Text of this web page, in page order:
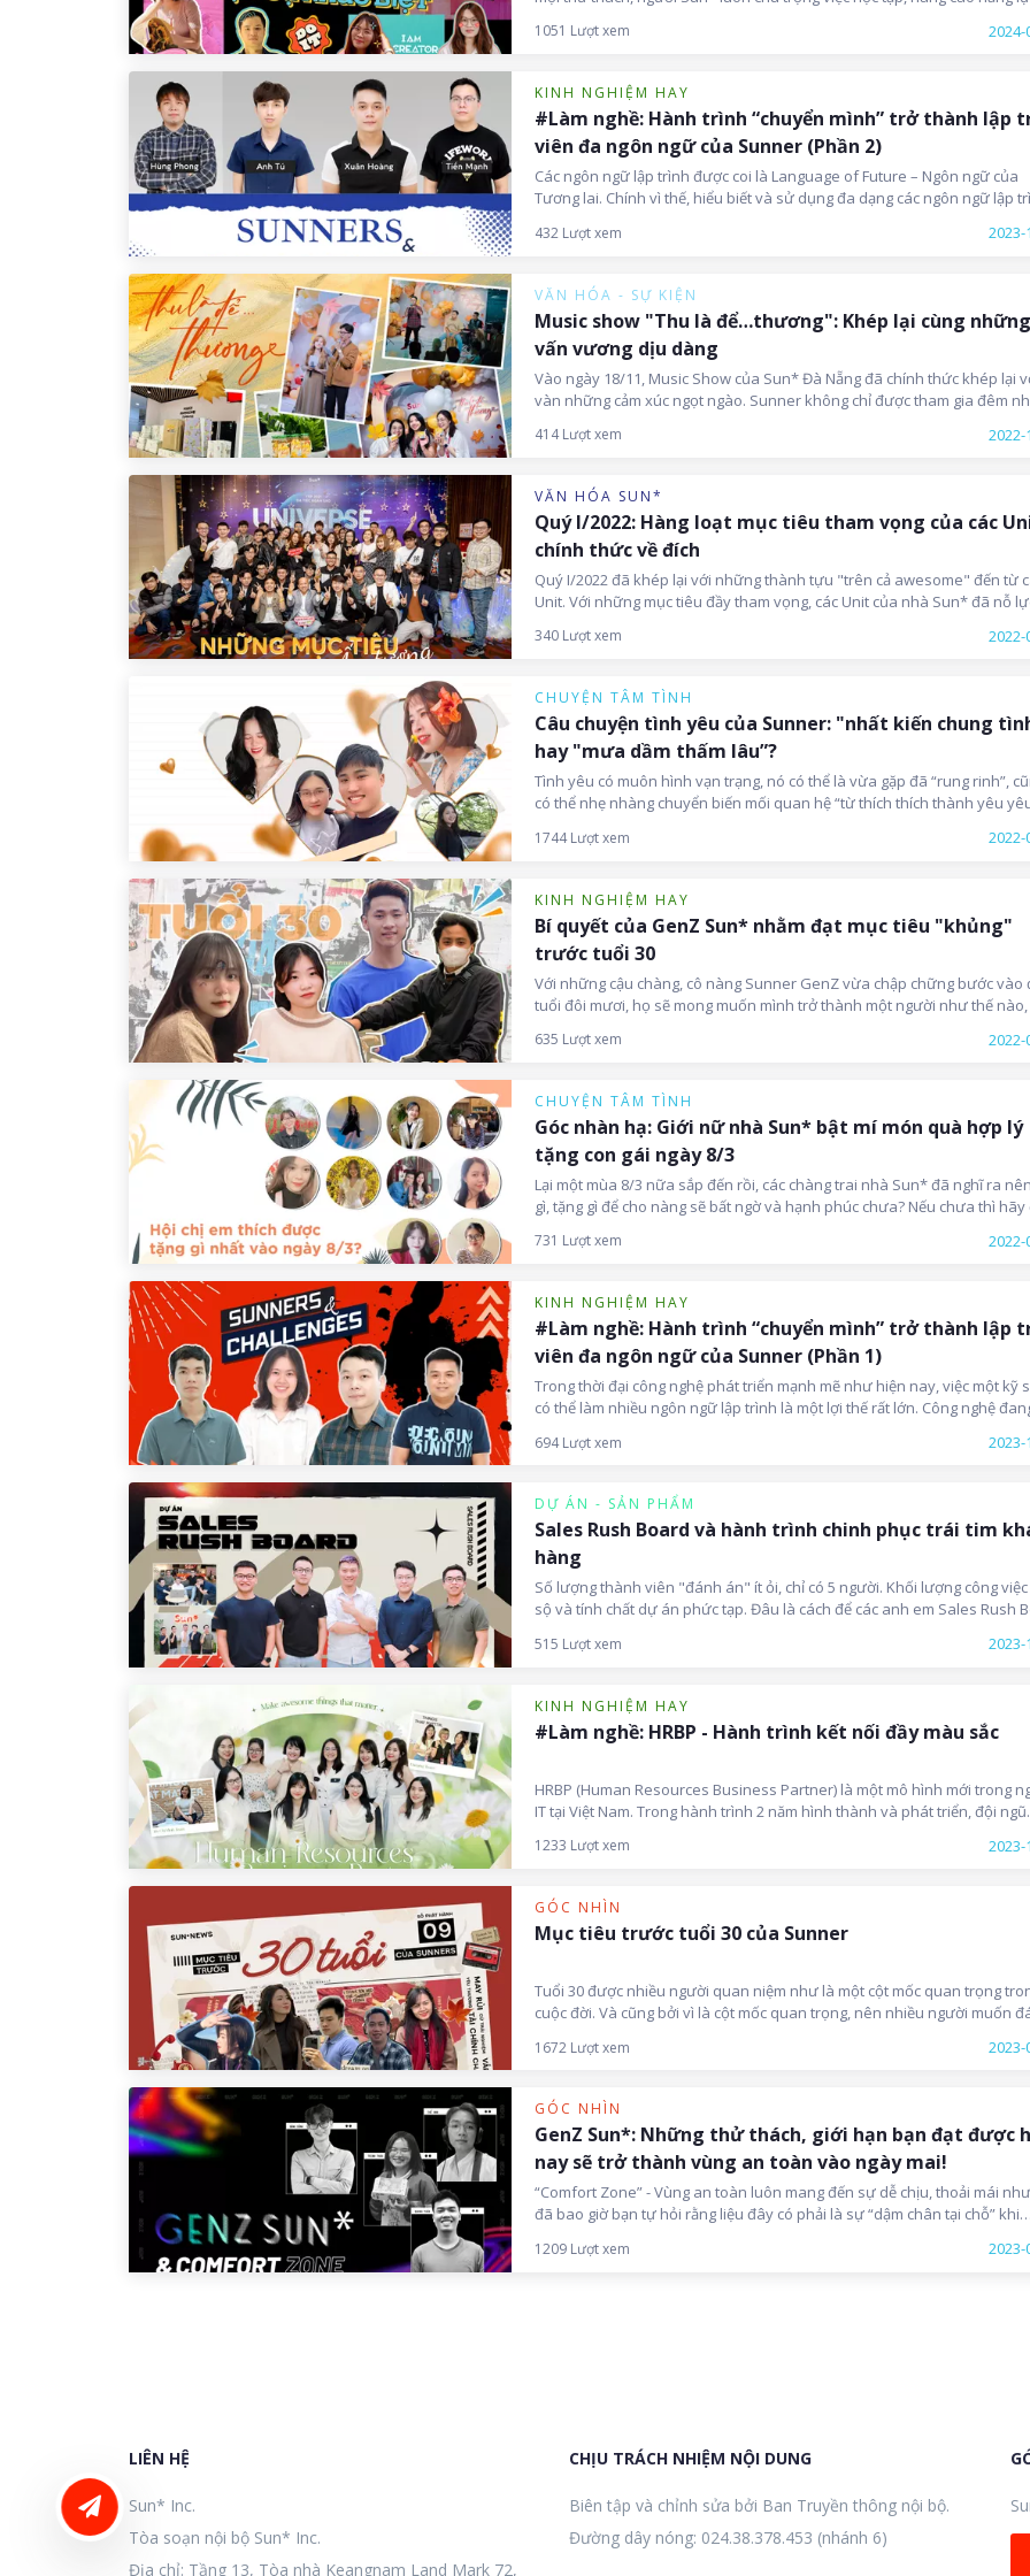
hỏi và chia sẻ kiến thức tới mọi người xung quanh.
1051 Lượt xem 2024-
KINH NGHIỆM HAY
#Làm nghề: Hành trình “chuyển mình” trở thành lập
viên đa ngôn ngữ của Sunner (Phần 2)
Các ngôn ngữ lập trình được coi là Language of Future – Ngôn ngữ của
Tương lai. Chính vì thế, hiểu biết và sử dụng đa dạng các ngôn ngữ lập
dự án của công ty, khách hàng đưa ra. Ở Sun*, đã và đang có rất nhiều
đa ngôn ngữ.
432 Lượt xem 2023-
VĂN HÓA - SỰ KIỆN
Music show "Thu là để…thương": Khép lại cùng những
vấn vương dịu dàng
Vào ngày 18/11, Music Show của Sun* Đà Nẵng đã chính thức khép lại
vàn những cảm xúc ngọt ngào. Sunner không chỉ được tham gia đêm
được nhiều dấu ấn trong lòng mọi người.
414 Lượt xem 2022-
VĂN HÓA SUN*
Quý I/2022: Hàng loạt mục tiêu tham vọng của các
chính thức về đích
Quý I/2022 đã khép lại với những thành tựu "trên cả awesome" đến từ
Unit. Với những mục tiêu đầy tham vọng, các Unit của nhà Sun* đã nỗ
một số Unit xứng danh là "bậc thầy" trong việc cho ra lò các mục tiêu ấn
340 Lượt xem 2022-
CHUYỆN TÂM TÌNH
Câu chuyện tình yêu của Sunner: "nhất kiến chung
hay "mưa dầm thấm lâu”?
Tình yêu có muôn hình vạn trạng, nó có thể là vừa gặp đã “rung rinh”,
có thể nhẹ nhàng chuyển biến mối quan hệ “từ thích thích thành yêu
riêng thú vị mà chỉ người trong cuộc mới hiểu rõ.
1744 Lượt xem 2022-
KINH NGHIỆM HAY
Bí quyết của GenZ Sun* nhằm đạt mục tiêu "khủng"
trước tuổi 30
Với những cậu chàng, cô nàng Sunner GenZ vừa chập chững bước vào
tuổi đôi mươi, họ sẽ mong muốn mình trở thành một người như thế
635 Lượt xem 2022-
CHUYỆN TÂM TÌNH
Góc nhàn hạ: Giới nữ nhà Sun* bật mí món quà hợp lý
tặng con gái ngày 8/3
Lại một mùa 8/3 nữa sắp đến rồi, các chàng trai nhà Sun* đã nghĩ ra
gì, tặng gì để cho nàng sẽ bất ngờ và hạnh phúc chưa? Nếu chưa thì hãy
731 Lượt xem 2022-
KINH NGHIỆM HAY
#Làm nghề: Hành trình “chuyển mình” trở thành lập
viên đa ngôn ngữ của Sunner (Phần 1)
Trong thời đại công nghệ phát triển mạnh mẽ như hiện nay, việc một kỹ
có thể làm nhiều ngôn ngữ lập trình là một lợi thế rất lớn. Công nghệ
được xem là một cách đầu tư thông minh vào tương lai, mở ra những trải
hội.
694 Lượt xem 2023-
DỰ ÁN - SẢN PHẨM
Sales Rush Board và hành trình chinh phục trái tim
hàng
Số lượng thành viên "đánh án" ít ỏi, chỉ có 5 người. Khối lượng công
sộ và tính chất dự án phức tạp. Đâu là cách để các anh em Sales Rush
điểm), được khách hàng gửi lời cảm ơn và bày tỏ sự tín nhiệm? Hãy cùng
515 Lượt xem 2023-
KINH NGHIỆM HAY
#Làm nghề: HRBP - Hành trình kết nối đầy màu sắc
HRBP (Human Resources Business Partner) là một mô hình mới trong
IT tại Việt Nam. Trong hành trình 2 năm hình thành và phát triển, đội ngũ
sợi dây kết nối vô cùng quan trọng, đồng hành cùng nhân sự và công ty
nói chung. Trong số #Làm nghề lần này, hãy cùng "kết nối" với các cô gái
HRBP và lắng nghe câu chuyện nghề nghiệp thú vị của họ nhé!
1233 Lượt xem 2023-
GÓC NHÌN
Mục tiêu trước tuổi 30 của Sunner
Tuổi 30 được nhiều người quan niệm như là một cột mốc quan trọng
cuộc đời. Và cũng bởi vì là cột mốc quan trọng, nên nhiều người muốn
hết sức để tài chính vững mạnh, có người lựa chọn xây dựng mái ấm
tuổi trẻ...Còn Sunner nhà ta, họ sẽ làm gì để bản thân chạm ngõ 30 thật
1672 Lượt xem 2023-
GÓC NHÌN
GenZ Sun*: Những thử thách, giới hạn bạn đạt được
nay sẽ trở thành vùng an toàn vào ngày mai!
“Comfort Zone” - Vùng an toàn luôn mang đến sự dễ chịu, thoải mái
đã bao giờ bạn tự hỏi rằng liệu đây có phải là sự “dậm chân tại chỗ” khi
vùng vẫy, được sống một cuộc đời mà mình hằng mong muốn?
1209 Lượt xem 2023-
LIÊN HỆ
Sun* Inc.
Tòa soạn nội bộ Sun* Inc.
Địa chỉ: Tầng 13, Tòa nhà Keangnam Land Mark 72,
CHỊU TRÁCH NHIỆM NỘI DUNG
Biên tập và chỉnh sửa bởi Ban Truyền thông nội bộ.
Đường dây nóng: 024.38.378.453 (nhánh 6)
LIÊN HỆ ĐĂNG BÀI